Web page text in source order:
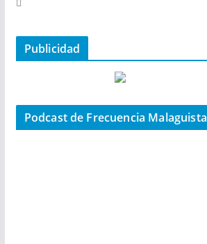
Publicidad
Podcast de Frecuencia Malaguista